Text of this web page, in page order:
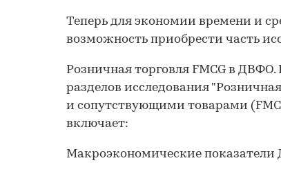
Теперь для экономии времени и
возможность приобрести часть
Розничная торговля FMCG в
разделов исследования
и сопутствующими товарами
включает:
Макроэкономические